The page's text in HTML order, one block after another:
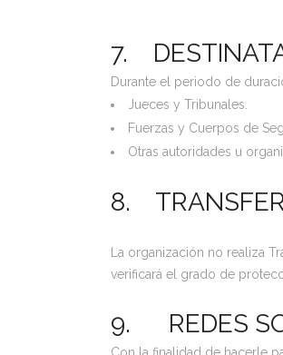
7.
Durante el periodo de
Jueces y Tribunales.
Fuerzas y Cuerpos de
Otras autoridades u
8.
La organización no realiza
verificará el grado de
9. REDES